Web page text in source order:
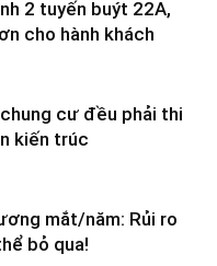
2 tuyến buýt 22A,
cho hành khách
cư đều phải thi
kiến trúc
mắt/năm: Rủi ro
bỏ qua!